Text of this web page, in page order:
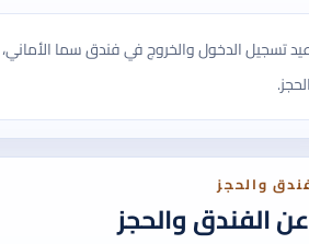
تسجيل الدخول والخروج في فندق سما
والحجز
الفندق والحجز